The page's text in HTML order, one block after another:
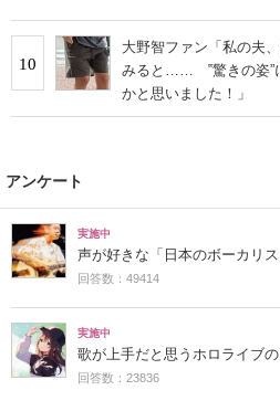
10
大野智ファン「私の夫
みると…… ‟驚きの姿”
かと思いました！」
アンケート
実施中
声が好きな「日本のボーカリス
回答数：49414
実施中
歌が上手だと思うホロライブ
回答数：23836